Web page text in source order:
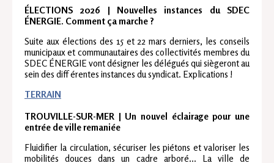
ÉLECTIONS 2026 | Nouvelles instances du SDEC
ÉNERGIE. Comment ça marche ?
Suite aux élections des 15 et 22 mars derniers, les conseils
municipaux et communautaires des collectivités membres du
SDEC ÉNERGIE vont désigner les délégués qui siègeront au
sein des diff érentes instances du syndicat. Explications !
TERRAIN
TROUVILLE-SUR-MER | Un nouvel éclairage pour une
entrée de ville remaniée
Fluidifier la circulation, sécuriser les piétons et valoriser les
mobilités douces dans un cadre arboré... La ville de